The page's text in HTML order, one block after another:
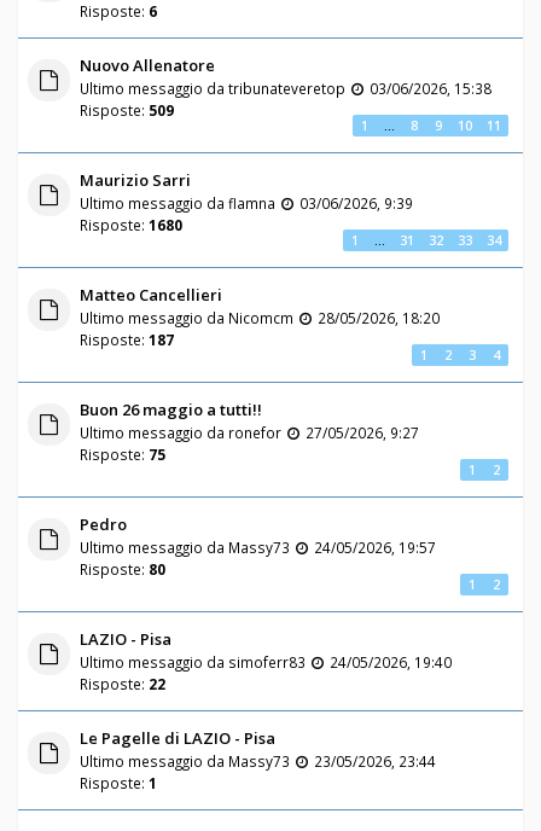
Risposte: 6
Nuovo Allenatore
Ultimo messaggio da tribunateveretop
03/06/2026, 15:38
Risposte: 509
1 … 8 9 10 11
Maurizio Sarri
Ultimo messaggio da flamna
03/06/2026, 9:39
Risposte: 1680
1 … 31 32 33 34
Matteo Cancellieri
Ultimo messaggio da Nicomcm
28/05/2026, 18:20
Risposte: 187
1 2 3 4
Buon 26 maggio a tutti!!
Ultimo messaggio da ronefor
27/05/2026, 9:27
Risposte: 75
1 2
Pedro
Ultimo messaggio da Massy73
24/05/2026, 19:57
Risposte: 80
1 2
LAZIO - Pisa
Ultimo messaggio da simoferr83
24/05/2026, 19:40
Risposte: 22
Le Pagelle di LAZIO - Pisa
Ultimo messaggio da Massy73
23/05/2026, 23:44
Risposte: 1